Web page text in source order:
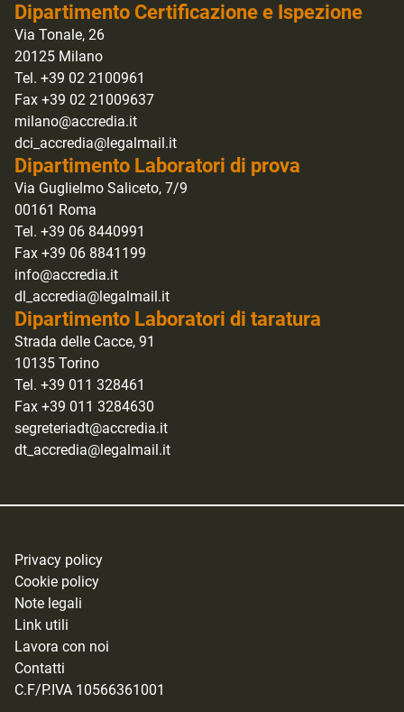
Dipartimento Certificazione e Ispezione
Via Tonale, 26
20125 Milano
Tel. +39 02 2100961
Fax +39 02 21009637
milano@accredia.it
dci_accredia@legalmail.it
Dipartimento Laboratori di prova
Via Guglielmo Saliceto, 7/9
00161 Roma
Tel. +39 06 8440991
Fax +39 06 8841199
info@accredia.it
dl_accredia@legalmail.it
Dipartimento Laboratori di taratura
Strada delle Cacce, 91
10135 Torino
Tel. +39 011 328461
Fax +39 011 3284630
segreteriadt@accredia.it
dt_accredia@legalmail.it
Privacy policy
Cookie policy
Note legali
Link utili
Lavora con noi
Contatti
C.F/P.IVA 10566361001